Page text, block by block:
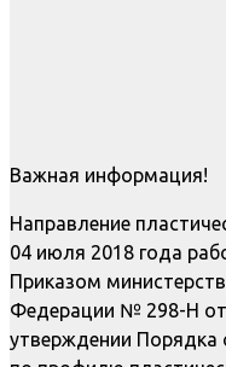
Важная информация!
Направление
04 июля 2018 года
Приказом
Федерации № 298-Н
утверждении